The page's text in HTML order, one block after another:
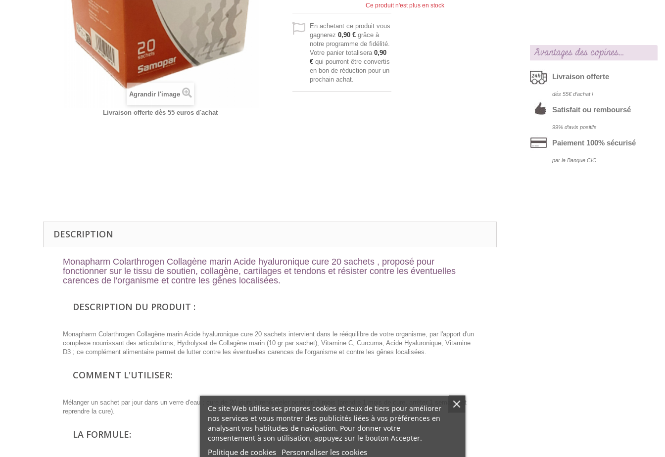
Agrandir l'image
Livraison offerte dès 55 euros d'achat
Ce produit n'est plus en stock
En achetant ce produit vous
gagnerez 0,90 € grâce à
notre programme de fidélité.
Votre panier totalisera 0,90
€ qui pourront être convertis
en bon de réduction pour un
prochain achat.
Avantages des copines…
Livraison offerte
dés 55€ d‘achat !
Satisfait ou remboursé
99% d‘avis positifs
Paiement 100% sécurisé
par la Banque CIC
DESCRIPTION
Monapharm Colarthrogen Collagène marin Acide hyaluronique cure 20 sachets , proposé pour
fonctionner sur le tissu de soutien, collagène, cartilages et tendons et résister contre les éventuelles
carences de l'organisme et contre les gênes localisées.
DESCRIPTION DU PRODUIT :
Monapharm Colarthrogen Collagène marin Acide hyaluronique cure 20 sachets intervient dans le rééquilibre de votre organisme, par l'apport d'un
complexe nourrissant des articulations, Hydrolysat de Collagène marin (10 gr par sachet), Vitamine C, Curcuma, Acide Hyaluronique, Vitamine
D3 ; ce complément alimentaire permet de lutter contre les éventuelles carences de l'organisme et contre les gênes localisées.
COMMENT L'UTILISER:
Mélanger un sachet par jour dans un verre d'eau ; cure de 20 jours à renouveler pendant 3 mois (prendre 1 mois de cure, arrêter 1 semaine et
reprendre la cure).
LA FORMULE:
Ce site Web utilise ses propres cookies et ceux de tiers pour améliorer
nos services et vous montrer des publicités liées à vos préférences en
analysant vos habitudes de navigation. Pour donner votre
consentement à son utilisation, appuyez sur le bouton Accepter.
Politique de cookies Personnaliser les cookies